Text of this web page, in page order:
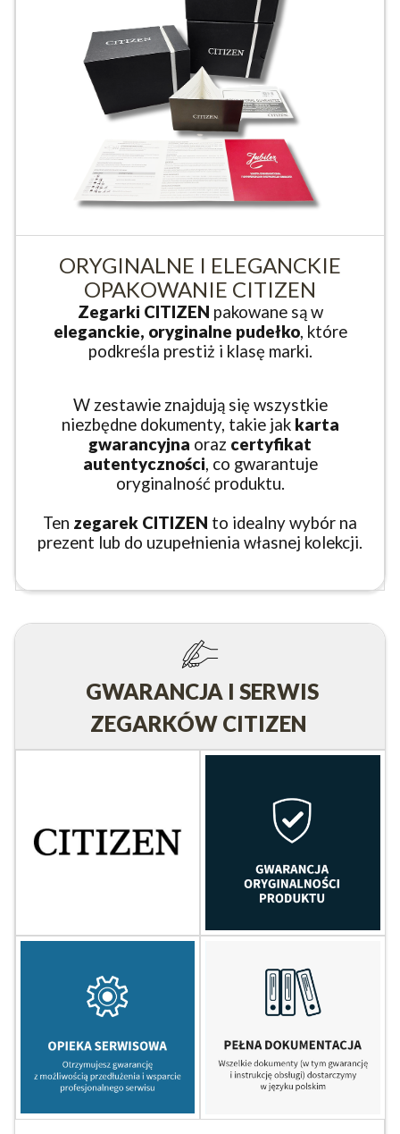
ORYGINALNE I ELEGANCKIE
OPAKOWANIE CITIZEN
Zegarki CITIZEN pakowane są w
eleganckie, oryginalne pudełko, które
podkreśla prestiż i klasę marki.
W zestawie znajdują się wszystkie
niezbędne dokumenty, takie jak karta
gwarancyjna oraz certyfikat
autentyczności, co gwarantuje
oryginalność produktu.
Ten zegarek CITIZEN to idealny wybór na
prezent lub do uzupełnienia własnej kolekcji.
GWARANCJA I SERWIS
ZEGARKÓW CITIZEN